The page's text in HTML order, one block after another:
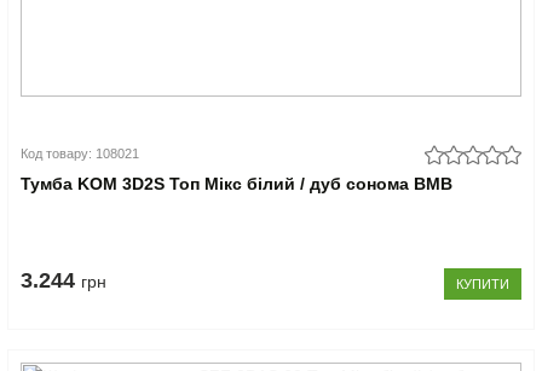
Код товару: 108021
Тумба KOM 3D2S Топ Мікс білий / дуб сонома ВМВ
3.244 грн КУПИТИ